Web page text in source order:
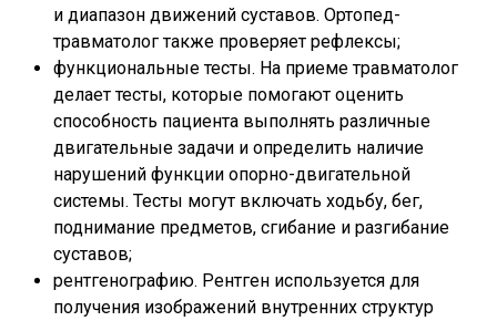
и диапазон движений суставов. Ортопед-
травматолог также проверяет рефлексы;
функциональные тесты. На приеме травматолог
делает тесты, которые помогают оценить
способность пациента выполнять различные
двигательные задачи и определить наличие
нарушений функции опорно-двигательной
системы. Тесты могут включать ходьбу, бег,
поднимание предметов, сгибание и разгибание
суставов;
рентгенографию. Рентген используется для
получения изображений внутренних структур